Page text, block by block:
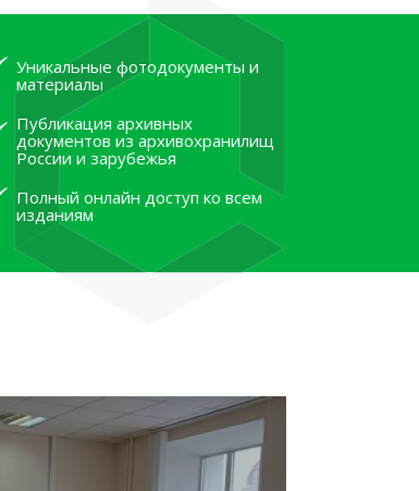
Уникальные фотодокументы и
материалы
Публикация архивных
документов из архивохранилищ
России и зарубежья
Полный онлайн доступ ко всем
изданиям
об архивных